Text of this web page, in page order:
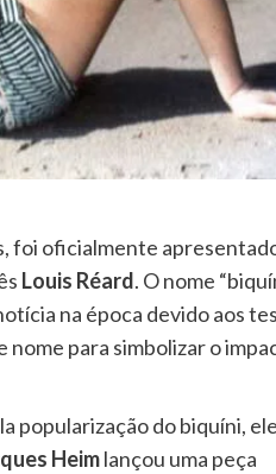
foi oficialmente
Louis Réard. O nome
na época devido aos
nome para simbolizar o
popularização do biquíni,
Heimlançou uma peça